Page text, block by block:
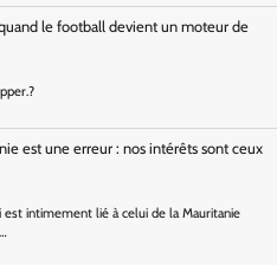
le football devient un moteur de
est une erreur : nos intérêts sont ceux
intimement lié à celui de la Mauritanie